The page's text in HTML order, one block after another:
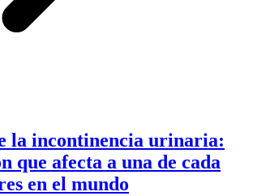
la incontinencia urinaria:
que afecta a una de cada
en el mundo